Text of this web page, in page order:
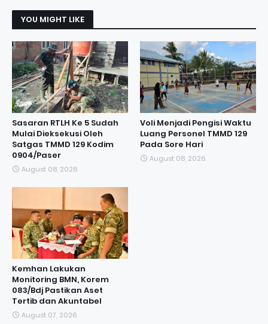
YOU MIGHT LIKE
Sasaran RTLH Ke 5 Sudah
Mulai Dieksekusi Oleh
Satgas TMMD 129 Kodim
0904/Paser
August 08, 2026
Voli Menjadi Pengisi Waktu
Luang Personel TMMD 129
Pada Sore Hari
August 08, 2026
Kemhan Lakukan
Monitoring BMN, Korem
083/Bdj Pastikan Aset
Tertib dan Akuntabel
August 07, 2026